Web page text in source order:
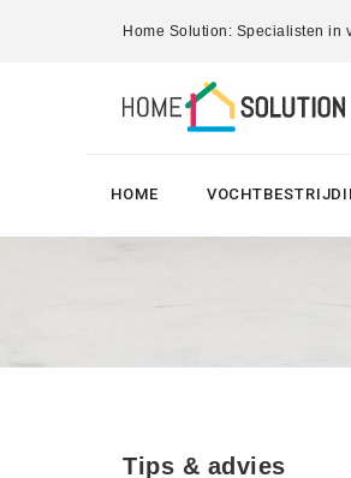
Home Solution: Specialisten in
HOME
Tips & advies